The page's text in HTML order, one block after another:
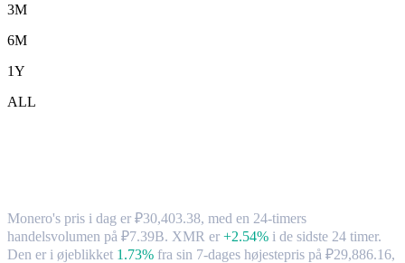
3M
6M
1Y
ALL
Monero's pris i dag er ₽30,403.38, med en 24-timers
handelsvolumen på ₽7.39B. XMR er +2.54% i de sidste 24 timer.
Den er i øjeblikket 1.73% fra sin 7-dages højestepris på ₽29,886.16,